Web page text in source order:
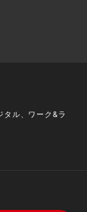
ル、ワーク&ラ